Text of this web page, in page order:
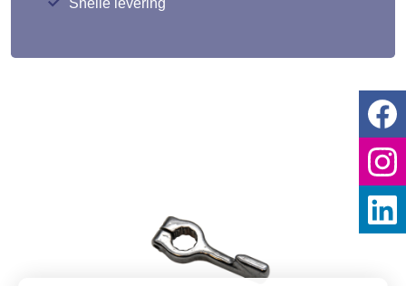
Snelle levering